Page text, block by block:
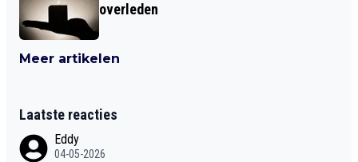
overleden
Meer artikelen
Laatste reacties
Eddy
04-05-2026